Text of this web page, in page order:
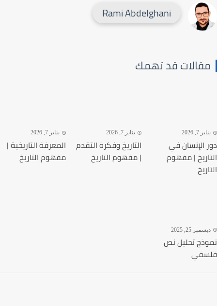
Rami Abdelghani
قد تهمك
7, 2026
الإنسان في
| مفهوم
يناير 7, 2026
التاريخ وفكرة التقدم
| مفهوم التاريخ
يناير 7, 2026
المعرفة التاريخية |
مفهوم التاريخ
25, 2025
تحليل نص